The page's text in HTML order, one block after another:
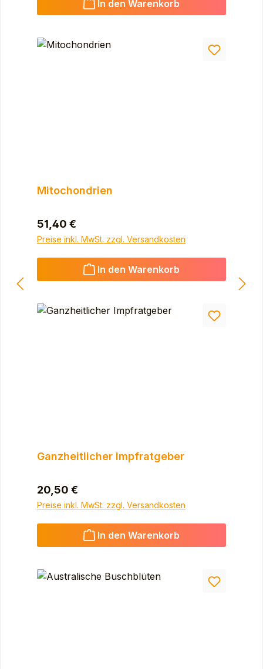
In den Warenkorb
Mitochondrien
Regulärer Preis:
51,40 €
Preise inkl. MwSt. zzgl. Versandkosten
In den Warenkorb
Ganzheitlicher Impfratgeber
Regulärer Preis:
20,50 €
Preise inkl. MwSt. zzgl. Versandkosten
In den Warenkorb